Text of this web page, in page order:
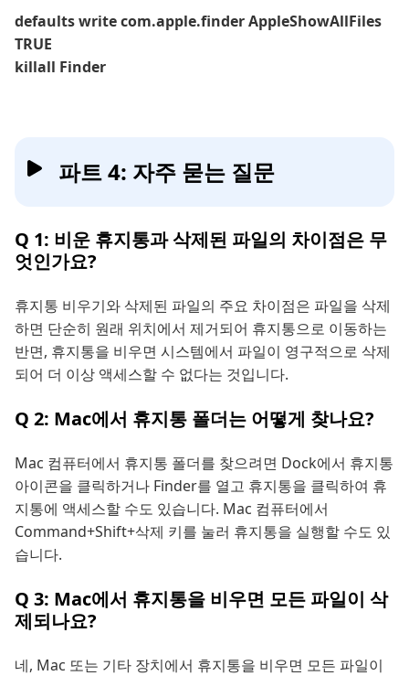
defaults write com.apple.finder AppleShowAllFiles
TRUE
killall Finder
파트 4: 자주 묻는 질문
Q 1: 비운 휴지통과 삭제된 파일의 차이점은 무
엇인가요?
휴지통 비우기와 삭제된 파일의 주요 차이점은 파일을 삭제
하면 단순히 원래 위치에서 제거되어 휴지통으로 이동하는
반면, 휴지통을 비우면 시스템에서 파일이 영구적으로 삭제
되어 더 이상 액세스할 수 없다는 것입니다.
Q 2: Mac에서 휴지통 폴더는 어떻게 찾나요?
Mac 컴퓨터에서 휴지통 폴더를 찾으려면 Dock에서 휴지통
아이콘을 클릭하거나 Finder를 열고 휴지통을 클릭하여 휴
지통에 액세스할 수도 있습니다. Mac 컴퓨터에서
Command+Shift+삭제 키를 눌러 휴지통을 실행할 수도 있
습니다.
Q 3: Mac에서 휴지통을 비우면 모든 파일이 삭
제되나요?
네, Mac 또는 기타 장치에서 휴지통을 비우면 모든 파일이